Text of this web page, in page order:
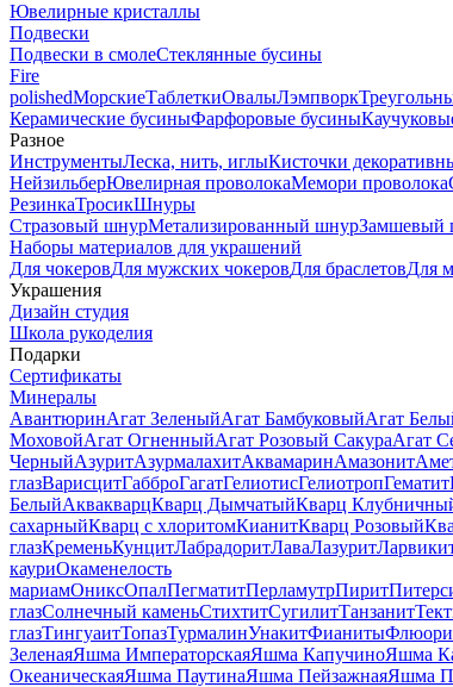
Ювелирные кристаллы
Подвески
Подвески в смолеСтеклянные бусины
Fire
polishedМорскиеТаблеткиОвалыЛэмпворк
Керамические бусиныФарфоровые бусины
Разное
ИнструментыЛеска, нить, иглыКисточки
НейзильберЮвелирная проволокаМемори проволока
РезинкаТросикШнуры
Стразовый шнурМетализированный шнурЗамшевый
Наборы материалов для украшений
Для чокеровДля мужских чокеровДля браслетовДля
Украшения
Дизайн студия
Школа рукоделия
Подарки
Сертификаты
Минералы
АвантюринАгат ЗеленыйАгат БамбуковыйАгат
МоховойАгат ОгненныйАгат Розовый СакураАгат
ЧерныйАзуритАзурмалахитАквамаринАмазонит
глазВарисцитГабброГагатГелиотисГелиотропГематит
БелыйАквакварцКварц ДымчатыйКварц
сахарныйКварц с хлоритомКианитКварц Розовый
глазКременьКунцитЛабрадоритЛаваЛазурит
кауриОкаменелость
мариамОниксОпалПегматитПерламутрПирит
глазСолнечный каменьСтихтитСугилитТанзанит
глазТингуаитТопазТурмалинУнакитФианиты
ЗеленаяЯшма ИмператорскаяЯшма КапучиноЯшма
ОкеаническаяЯшма ПаутинаЯшма ПейзажнаяЯшма